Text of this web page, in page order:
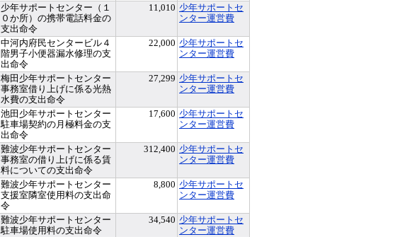
少年サポートセンター（１
０か所）の携帯電話料金の
支出命令
11,010 少年サポートセ
ンター運営費
中河内府民センタービル４
階男子小便器漏水修理の支
出命令
22,000 少年サポートセ
ンター運営費
梅田少年サポートセンター
事務室借り上げに係る光熱
水費の支出命令
27,299 少年サポートセ
ンター運営費
池田少年サポートセンター
駐車場契約の月極料金の支
出命令
17,600 少年サポートセ
ンター運営費
難波少年サポートセンター
事務室の借り上げに係る賃
料についての支出命令
312,400 少年サポートセ
ンター運営費
難波少年サポートセンター
支援室隣室使用料の支出命
令
8,800 少年サポートセ
ンター運営費
難波少年サポートセンター
駐車場使用料の支出命令
34,540 少年サポートセ
ンター運営費